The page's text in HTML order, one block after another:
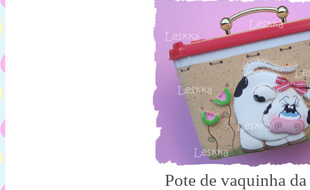
Pote de vaquinha